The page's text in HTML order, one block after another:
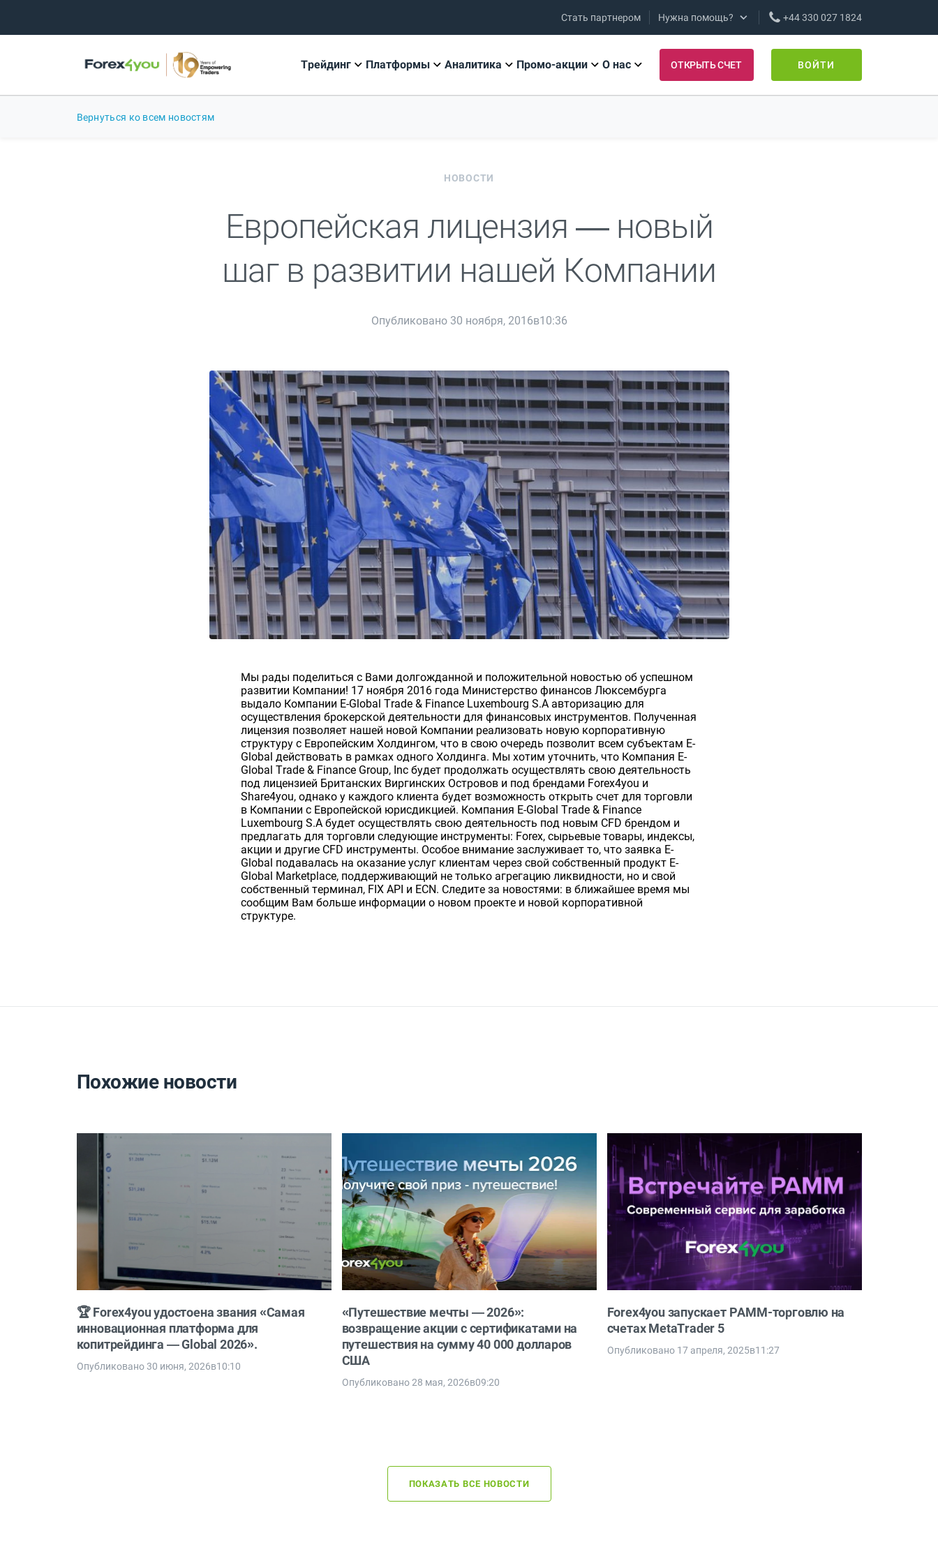
Стать партнером Нужна помощь? +44 330 027 1824
Трейдинг Платформы Аналитика Промо-акции О нас ОТКРЫТЬ СЧЕТ ВОЙТИ
Вернуться ко всем новостям
НОВОСТИ
Европейская лицензия — новый
шаг в развитии нашей Компании
Опубликовано 30 ноября, 2016в10:36
Мы рады поделиться с Вами долгожданной и положительной новостью об успешном
развитии Компании! 17 ноября 2016 года Министерство финансов Люксембурга
выдало Компании E-Global Trade & Finance Luxembourg S.A авторизацию для
осуществления брокерской деятельности для финансовых инструментов. Полученная
лицензия позволяет нашей новой Компании реализовать новую корпоративную
структуру с Европейским Холдингом, что в свою очередь позволит всем субъектам E-
Global действовать в рамках одного Холдинга. Мы хотим уточнить, что Компания E-
Global Trade & Finance Group, Inc будет продолжать осуществлять свою деятельность
под лицензией Британских Виргинских Островов и под брендами Forex4you и
Share4you, однако у каждого клиента будет возможность открыть счет для торговли
в Компании с Европейской юрисдикцией. Компания E-Global Trade & Finance
Luxembourg S.A будет осуществлять свою деятельность под новым CFD брендом и
предлагать для торговли следующие инструменты: Forex, сырьевые товары, индексы,
акции и другие CFD инструменты. Особое внимание заслуживает то, что заявка E-
Global подавалась на оказание услуг клиентам через свой собственный продукт E-
Global Marketplace, поддерживающий не только агрегацию ликвидности, но и свой
собственный терминал, FIX API и ECN. Следите за новостями: в ближайшее время мы
сообщим Вам больше информации о новом проекте и новой корпоративной
структуре.
Похожие новости
🏆 Forex4you удостоена звания «Самая
инновационная платформа для
копитрейдинга — Global 2026».
Опубликовано 30 июня, 2026в10:10
«Путешествие мечты — 2026»:
возвращение акции с сертификатами на
путешествия на сумму 40 000 долларов
США
Опубликовано 28 мая, 2026в09:20
Forex4you запускает PAMM-торговлю на
счетах MetaTrader 5
Опубликовано 17 апреля, 2025в11:27
ПОКАЗАТЬ ВСЕ НОВОСТИ